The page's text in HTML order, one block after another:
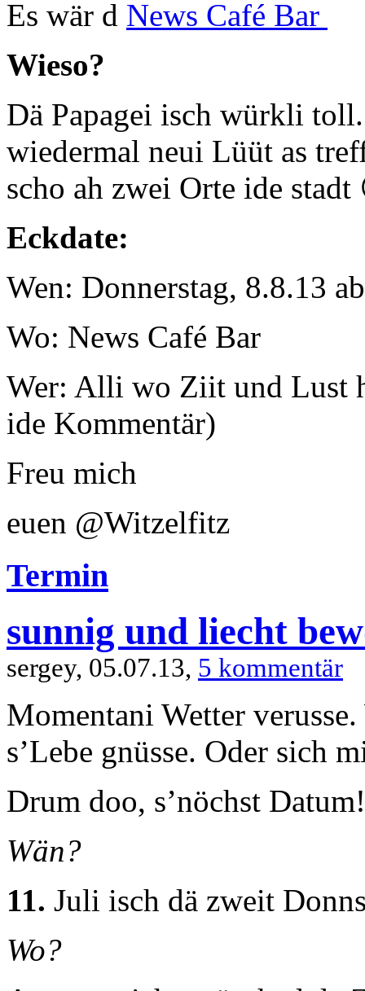
Es wär d News Café Bar
Wieso?
Dä Papagei isch würkli
wiedermal neui Lüüt as
scho ah zwei Orte ide stadt
Eckdate:
Wen: Donnerstag, 8.8.13
Wo: News Café Bar
Wer: Alli wo Ziit und Lust
ide Kommentär)
Freu mich
euen @Witzelfitz
Termin
sunnig und liecht
sergey, 05.07.13, 5 kommentär
Momentani Wetter
s’Lebe gnüsse. Oder sich
Drum doo, s’nöchst Datum!
Wän?
11. Juli isch dä zweit
Wo?